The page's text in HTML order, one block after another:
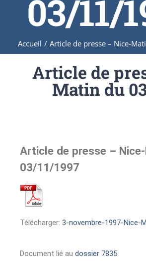
03/11/
Accueil / Article de presse – Nice-
Article de
Matin du
Article de presse –
03/11/1997
Télécharger: 3-novembre-1997-Nice-
Document lié au dossier 7835